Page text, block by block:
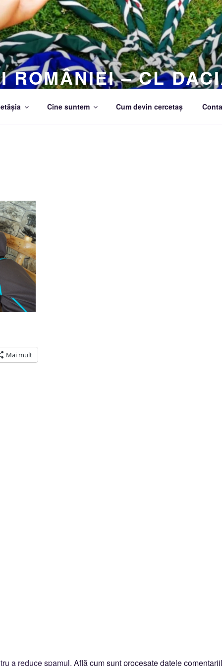
ROMÂNIEI – CL
Cine suntem Cum devin cercetaș
Mai mult
a reduce spamul. Află cum sunt procesate datele